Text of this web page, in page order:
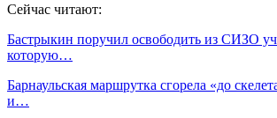
Сейчас читают:
Бастрыкин поручил освободить из СИЗО
которую…
Барнаульская маршрутка сгорела «до
и…